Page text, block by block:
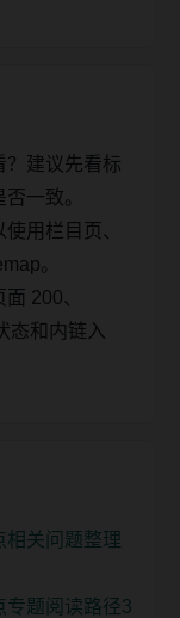
？建议先看标
一致。
用栏目页、
。
200、
态和内链入
相关问题整理
专题阅读路径3